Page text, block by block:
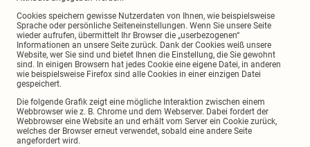
Cookies speichern gewisse Nutzerdaten von Ihnen, wie beispielsweise
Sprache oder persönliche Seiteneinstellungen. Wenn Sie unsere Seite
wieder aufrufen, übermittelt Ihr Browser die „userbezogenen“
Informationen an unsere Seite zurück. Dank der Cookies weiß unsere
Website, wer Sie sind und bietet Ihnen die Einstellung, die Sie gewohnt
sind. In einigen Browsern hat jedes Cookie eine eigene Datei, in anderen
wie beispielsweise Firefox sind alle Cookies in einer einzigen Datei
gespeichert.
Die folgende Grafik zeigt eine mögliche Interaktion zwischen einem
Webbrowser wie z. B. Chrome und dem Webserver. Dabei fordert der
Webbrowser eine Website an und erhält vom Server ein Cookie zurück,
welches der Browser erneut verwendet, sobald eine andere Seite
angefordert wird.